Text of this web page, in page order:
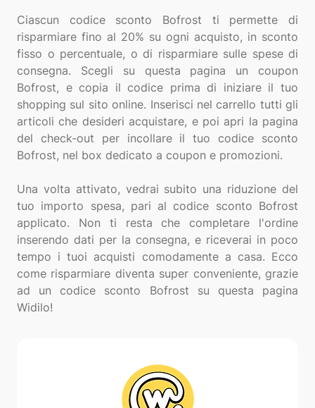
Ciascun codice sconto Bofrost ti permette di
risparmiare fino al 20% su ogni acquisto, in sconto
fisso o percentuale, o di risparmiare sulle spese di
consegna. Scegli su questa pagina un coupon
Bofrost, e copia il codice prima di iniziare il tuo
shopping sul sito online. Inserisci nel carrello tutti gli
articoli che desideri acquistare, e poi apri la pagina
del check-out per incollare il tuo codice sconto
Bofrost, nel box dedicato a coupon e promozioni.
Una volta attivato, vedrai subito una riduzione del
tuo importo spesa, pari al codice sconto Bofrost
applicato. Non ti resta che completare l'ordine
inserendo dati per la consegna, e riceverai in poco
tempo i tuoi acquisti comodamente a casa. Ecco
come risparmiare diventa super conveniente, grazie
ad un codice sconto Bofrost su questa pagina